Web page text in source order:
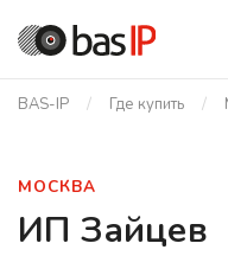
BAS-IP Где купить
МОСКВА
ИП Зайцев